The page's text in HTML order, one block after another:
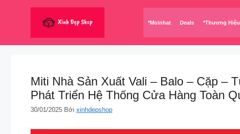
*Moinhat Deals *Thương Hiệu
Miti Nhà Sản Xuất Vali – Balo – Cặp –
Phát Triển Hệ Thống Cửa Hàng Toàn
30/01/2025 Bởi xinhdepshop